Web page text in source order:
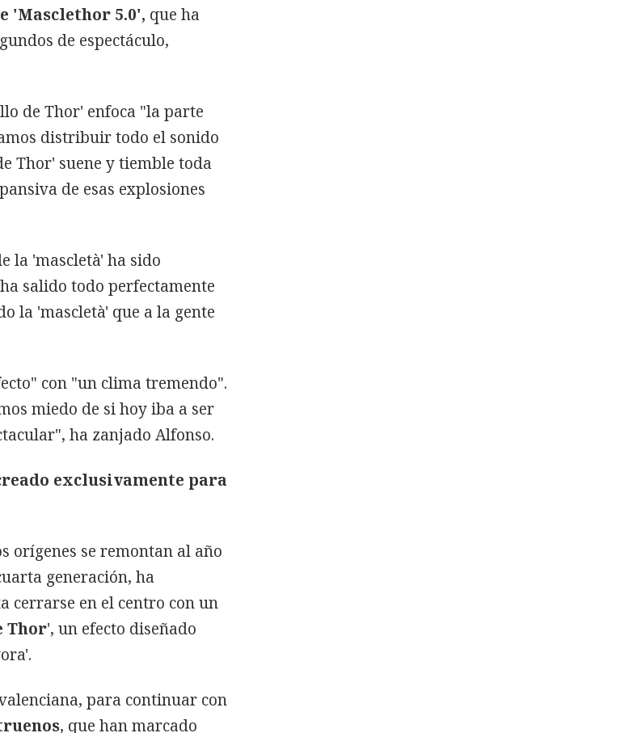
'Masclethor 5.0', que ha
de espectáculo,
de Thor' enfoca "la parte
distribuir todo el sonido
Thor' suene y tiemble toda
de esas explosiones
la 'mascletà' ha sido
salido todo perfectamente
la 'mascletà' que a la gente
con "un clima tremendo".
miedo de si hoy iba a ser
ha zanjado Alfonso.
exclusivamente para
orígenes se remontan al año
generación, ha
cerrarse en el centro con un
Thor', un efecto diseñado
para continuar con
, que han marcado